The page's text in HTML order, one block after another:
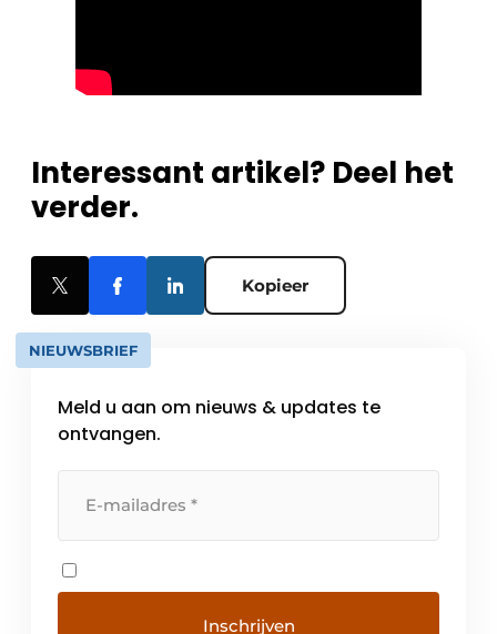
Interessant artikel? Deel het
verder.
Kopieer
NIEUWSBRIEF
Meld u aan om nieuws & updates te
ontvangen.